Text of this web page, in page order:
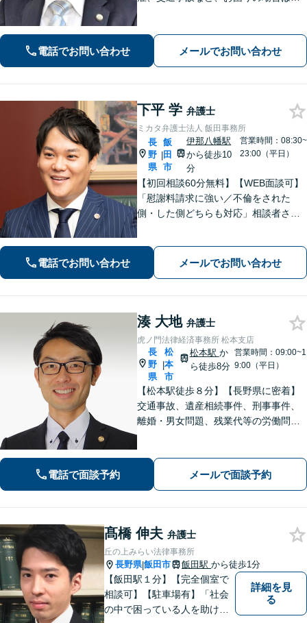
ます!【秘密厳守】【破産管財人】
電話でお問い合わせ メールでお問い合わせ
下平 学 弁護士
ミカタ弁護士法人 飯田事務所
長
野
県
|
飯
田
市
伊那八幡駅
から徒歩10
分
営業時間：08:30~
23:00（平日）
【初回相談60分無料】【WEB面談可】
「慰謝料請求に強い／不倫をされた
側・した側どちらも対応」相談者さま
約書チェック・労務対応など企業法務
の豊富な実績」「事業承継の対応実績
電話でお問い合わせ メールでお問い合わせ
湊 大地 弁護士
虎ノ門法律経済事務所 松本支店
長
野
県
|
松
本
市
松本駅 か
ら徒歩8分
営業時間：09:00~1
9:00（平日）
【松本駅徒歩８分】【長野県に密着】
交通事故、遺産相続事件、刑事事件、
離婚・男女問題、残業代等の労働問題
頼者様と共に歩みます。お一人で悩ま
ず是非ご相談ください。
電話で面談予約 メールで面談予約
髙橋 伸夫 弁護士
丘の上みらい法律事務所
長野県|飯田市 飯田駅 から徒歩1分
【飯田駅１分】【完全個室で
相談可】【駐車場有】「社会
の中で困っている人を助けた
詳細を見
る